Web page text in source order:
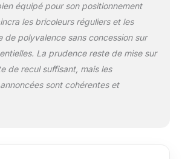
de commutateur à
la conception de
à double fonction peut
la durée de vie de 100 %.
】 Par rapport à la
normale du boîtier en
le marché, La conception
équipé pour son positionnement
les bricoleurs réguliers et les
de polyvalence sans concession sur
La prudence reste de mise sur
de recul suffisant, mais les
sont cohérentes et